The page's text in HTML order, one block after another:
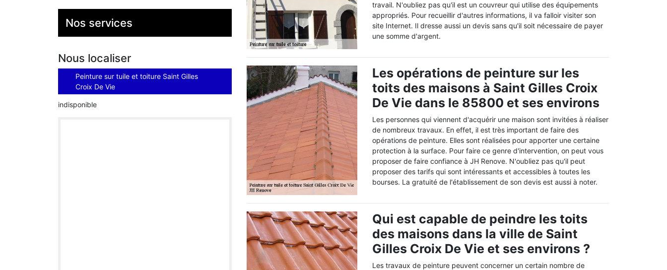
Nos services
Nous localiser
Peinture sur tuile et toiture Saint Gilles
Croix De Vie
indisponible
travail. N'oubliez pas qu'il est un couvreur qui utilise des équipements
appropriés. Pour recueillir d'autres informations, il va falloir visiter son
site Internet. Il dresse aussi un devis sans qu'il soit nécessaire de payer
une somme d'argent.
Les opérations de peinture sur les
toits des maisons à Saint Gilles Croix
De Vie dans le 85800 et ses environs
Les personnes qui viennent d'acquérir une maison sont invitées à réaliser
de nombreux travaux. En effet, il est très important de faire des
opérations de peinture. Elles sont réalisées pour apporter une certaine
protection à la surface. Pour faire ce genre d'intervention, on peut vous
proposer de faire confiance à JH Renove. N'oubliez pas qu'il peut
proposer des tarifs qui sont intéressants et accessibles à toutes les
bourses. La gratuité de l'établissement de son devis est aussi à noter.
Qui est capable de peindre les toits
des maisons dans la ville de Saint
Gilles Croix De Vie et ses environs ?
Les travaux de peinture peuvent concerner un certain nombre de